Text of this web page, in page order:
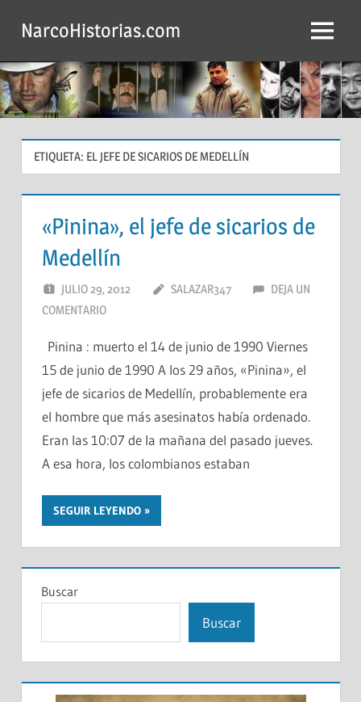
contenido
NarcoHistorias.com Menú
ETIQUETA: EL JEFE DE SICARIOS DE MEDELLÍN
«Pinina», el jefe de sicarios de
Medellín
JULIO 29, 2012 SALAZAR347
DEJA UN
COMENTARIO
Pinina : muerto el 14 de junio de 1990 Viernes
15 de junio de 1990 A los 29 años, «Pinina», el
jefe de sicarios de Medellín, probablemente era
el hombre que más asesinatos había ordenado.
Eran las 10:07 de la mañana del pasado jueves.
A esa hora, los colombianos estaban
SEGUIR LEYENDO
Buscar
Buscar